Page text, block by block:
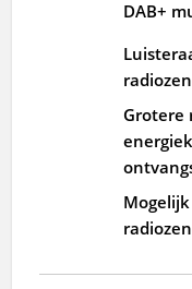
DAB+
Grotere